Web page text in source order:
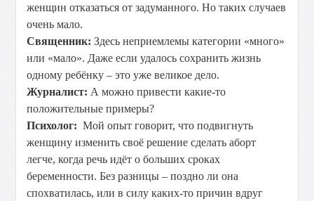
женщин отказаться от задуманного. Но таких случаев
очень мало.
Священник: Здесь неприемлемы категории «много»
или «мало». Даже если удалось сохранить жизнь
одному ребёнку – это уже великое дело.
Журналист: А можно привести какие-то
положительные примеры?
Психолог: Мой опыт говорит, что подвигнуть
женщину изменить своё решение сделать аборт
легче, когда речь идёт о больших сроках
беременности. Без разницы – поздно ли она
спохватилась, или в силу каких-то причин вдруг